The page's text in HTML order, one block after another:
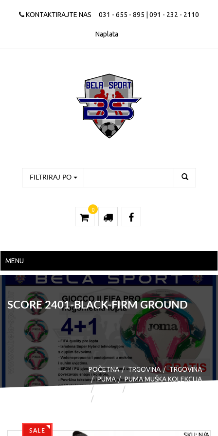
KONTAKTIRAJTE NAS 031 - 655 - 895 | 091 - 232 - 2110
Naplata
FILTRIRAJ PO
0
MENU
SCORE 2401-BLACK-FIRM GROUND
POČETNA TRGOVINA
TRGOVINA
PUMA
PUMA MUŠKA KOLEKCIJA
SALE